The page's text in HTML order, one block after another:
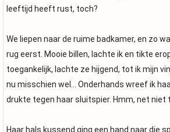
leeftijd heeft rust, toch?
We liepen naar de ruime badkamer, en zo
rug eerst. Mooie billen, lachte ik en tikte
toegankelijk, lachte ze hijgend, tot ik mijn
nu misschien wel… Onderhands wreef ik
drukte tegen haar sluitspier. Hmm, net niet
Haar hals kussend ging een hand naar die